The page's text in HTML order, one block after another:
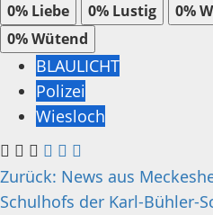
0% Liebe 0% Lustig 0%
0%Wütend
BLAULICHT
Polizei
Wiesloch
Zurück: News aus
Schulhofs der Karl-Bühler-